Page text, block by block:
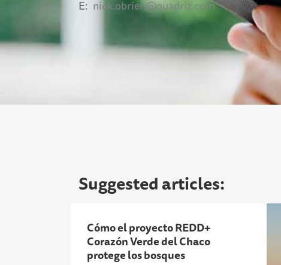
E: nick.obrien@quadriz.com
Suggested articles:
Cómo el proyecto REDD+
Corazón Verde del Chaco
protege los bosques